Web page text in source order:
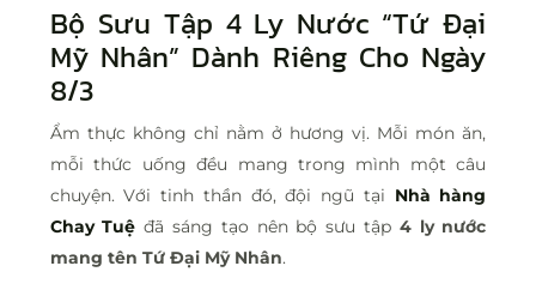
Bộ Sưu Tập 4 Ly Nước “Tứ Đại
Mỹ Nhân” Dành Riêng Cho Ngày
8/3
Ẩm thực không chỉ nằm ở hương vị. Mỗi món ăn,
mỗi thức uống đều mang trong mình một câu
chuyện. Với tinh thần đó, đội ngũ tại Nhà hàng
Chay Tuệ đã sáng tạo nên bộ sưu tập 4 ly nước
mang tên Tứ Đại Mỹ Nhân.